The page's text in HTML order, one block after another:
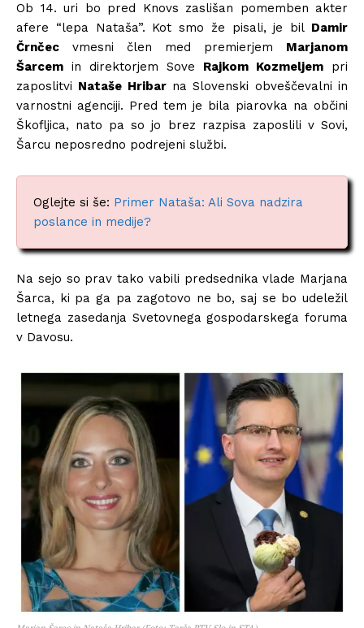
Ob 14. uri bo pred Knovs zaslišan pomemben akter
afere “lepa Nataša”. Kot smo že pisali, je bil Damir
Črnčec vmesni člen med premierjem Marjanom
Šarcem in direktorjem Sove Rajkom Kozmeljem pri
zaposlitvi Nataše Hribarna Slovenski obveščevalni in
varnostni agenciji. Pred tem je bila piarovka na občini
Škofljica, nato pa so jo brez razpisa zaposlili v Sovi,
Šarcu neposredno podrejeni službi.
Oglejte si še: Primer Nataša: Ali Sova nadzira
poslance in medije?
Na sejo so prav tako vabili predsednika vlade Marjana
Šarca, ki pa ga pa zagotovo ne bo, saj se bo udeležil
letnega zasedanja Svetovnega gospodarskega foruma
v Davosu.